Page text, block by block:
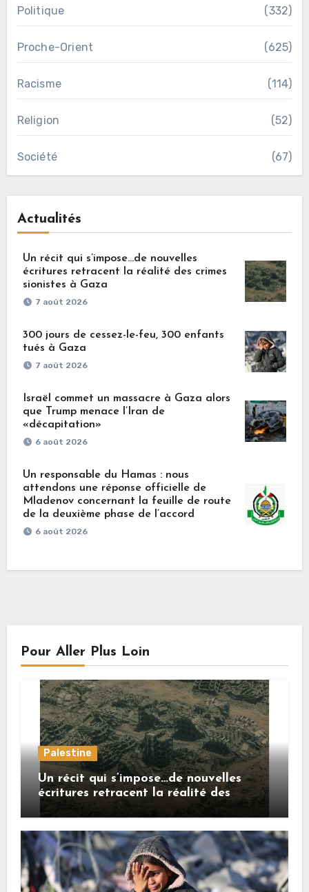
Politique (332)
Proche-Orient (625)
Racisme (114)
Religion (52)
Société (67)
Actualités
Un récit qui s’impose…de nouvelles
écritures retracent la réalité des crimes
sionistes à Gaza
7 août 2026
300 jours de cessez-le-feu, 300 enfants
tués à Gaza
7 août 2026
Israël commet un massacre à Gaza alors
que Trump menace l’Iran de
«décapitation»
6 août 2026
Un responsable du Hamas : nous
attendons une réponse officielle de
Mladenov concernant la feuille de route
de la deuxième phase de l’accord
6 août 2026
Pour Aller Plus Loin
Palestine
Un récit qui s’impose…de nouvelles
écritures retracent la réalité des
crimes sionistes à Gaza